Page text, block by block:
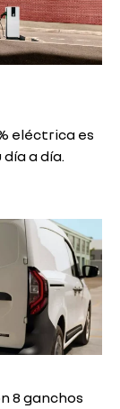
eléctrica es
a día.
8 ganchos